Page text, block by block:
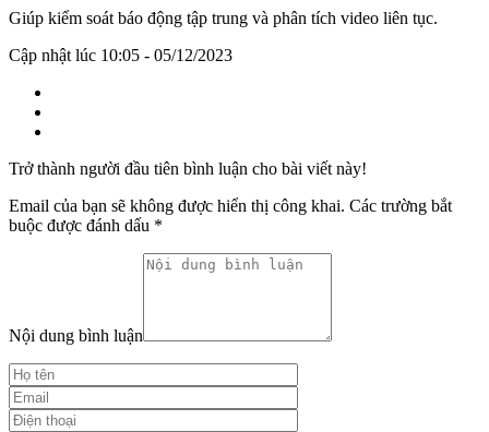
Giúp kiểm soát báo động tập trung và phân tích video liên tục.
Cập nhật lúc 10:05 - 05/12/2023
Trở thành người đầu tiên bình luận cho bài viết này!
Email của bạn sẽ không được hiển thị công khai. Các trường bắt
buộc được đánh dấu *
Nội dung bình luận